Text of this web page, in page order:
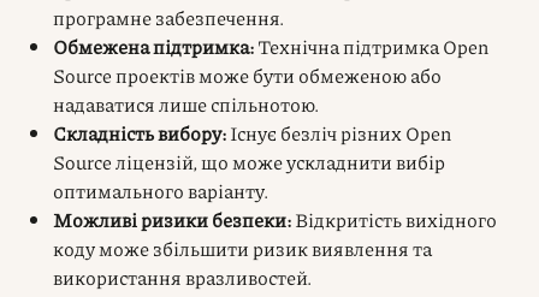
програмне забезпечення.
Обмежена підтримка:Технічна підтримка Open
Source проектів може бути обмеженою або
надаватися лише спільнотою.
Складність вибору:Існує безліч різних Open
Source ліцензій, що може ускладнити вибір
оптимального варіанту.
Можливі ризики безпеки:Відкритість вихідного
коду може збільшити ризик виявлення та
використання вразливостей.